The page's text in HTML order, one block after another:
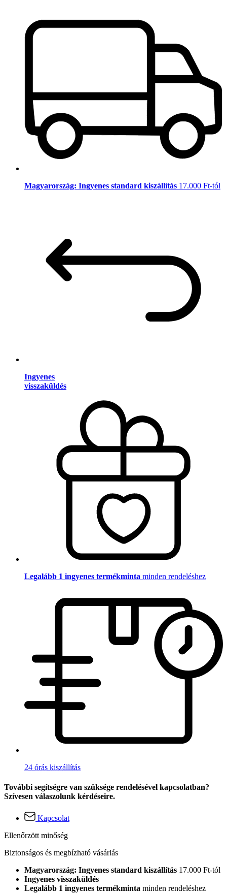
Magyarország: Ingyenes standard kiszállítás 17.000 Ft-tól
Ingyenes
visszaküldés
Legalább 1 ingyenes termékminta minden rendeléshez
24 órás kiszállítás
További segítségre van szüksége rendelésével kapcsolatban?
Szívesen válaszolunk kérdéseire.
Kapcsolat
Ellenőrzött minőség
Biztonságos és megbízható vásárlás
Magyarország: Ingyenes standard kiszállítás 17.000 Ft-tól
Ingyenes visszaküldés
Legalább 1 ingyenes termékminta minden rendeléshez